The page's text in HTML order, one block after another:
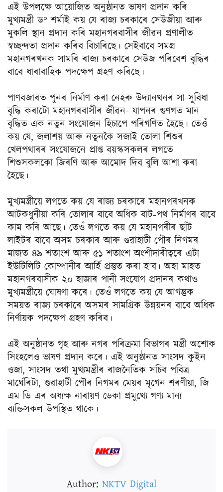
এই উপলক্ষে আয়োজিত অনুষ্ঠানত ভাষণ প্ৰদান কৰি
মুখ্যমন্ত্ৰী ড° শৰ্মাই কয় যে ৰাজ্য চৰকাৰে সেউজীয়া আৰু
মুকলি স্থান প্ৰদান কৰি মহানগৰবাসীৰ জীৱন প্ৰণালীত
স্বচ্ছন্দতা প্ৰদান কৰিব বিচাৰিছে। সেইবাবে সমগ্ৰ
মহানগৰখনক সামৰি ৰাজ্য চৰকাৰে সেউজ পৰিবেশ বৃদ্ধিৰ
বাবে ধাৰাবাহিক পদক্ষেপ গ্রহণ কৰিছে।
পাণবজাৰত পুনৰ নিৰ্মাণ কৰা নেহৰু উদ্যানখনৰ সা-সুবিধা
বৃদ্ধি কৰাটো মহানগৰবাসীৰ জীৱন- যাপনৰ গুণগত মান
বৃদ্ধিত এক নতুন সংযোজন হিচাপে পৰিগণিত হৈছে। তেওঁ
কয় যে, জলাশয় আৰু নতুনকৈ সজাই তোলা শিশুৰ
খেলপথাৰৰ সংযোজনে প্রাপ্ত বয়স্কসকলৰ লগতে
শিশুসকলকো জিৰণি আৰু আমোদ দিব বুলি আশা কৰা
হৈছে।
মুখ্যমন্ত্ৰীয়ে লগতে কয় যে ৰাজ্য চৰকাৰে মহানগৰখনক
আটকধুনীয়া কৰি তোলাৰ বাবে অধিক বাট-পথ নিৰ্মাণৰ বাবে
কাম কৰি আছে। তেওঁ লগতে কয় যে মহানগৰীৰ ছাঁট
লাইটৰ বাবে অসম চৰকাৰ আৰু গুৱাহাটী পৌৰ নিগমৰ
মাজত ৪৯ শতাংশ আৰু ৫১ শতাংশ অংশীদাৰীত্বৰে এটা
ইউটিলিটি কোম্পানীৰ আৰ্হি প্ৰস্তুত কৰা হ’ব। অহা মাহত
মহানগৰবাসীক ২০ হাজাৰ পানী সংযোগ প্ৰদানৰ কথাও
মুখ্যমন্ত্ৰীয়ে ঘোষণা কৰে। তেওঁ লগতে কয় যে আগন্তুক
সময়ত ৰাজ্য চৰকাৰে অসমৰ সামগ্রিক উন্নয়নৰ বাবে অধিক
নির্ণায়ক পদক্ষেপ গ্রহণ কৰিব।
এই অনুষ্ঠানত গৃহ আৰু নগৰ পৰিক্ৰমা বিভাগৰ মন্ত্ৰী অশোক
সিংহলেও ভাষণ প্ৰদান কৰে। এই অনুষ্ঠানত সাংসদ কুইন
ওজা, সাংসদ তথা মুখ্যমন্ত্ৰীৰ ৰাজনৈতিক সচিব পবিত্র
মাৰ্ঘেৰিটা, গুৱাহাটী পৌৰ নিগমৰ মেয়ৰ মৃগেন শৰণীয়া, জি
এম ডি এৰ অধ্যক্ষ নাৰায়ণ ডেকা প্ৰমুখ্যে গণ্য-মান্য
ব্যক্তিসকল উপস্থিত থাকে।
Author: NKTV Digital